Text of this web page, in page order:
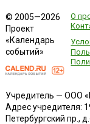
© 2005—2026
Проект
«Календарь
событий»
О
Учредитель — ООО
Адрес учредителя:
Петербургский пр.,